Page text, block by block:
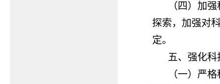
（四）加
探索，加强对
定。
五、强化
（一）严